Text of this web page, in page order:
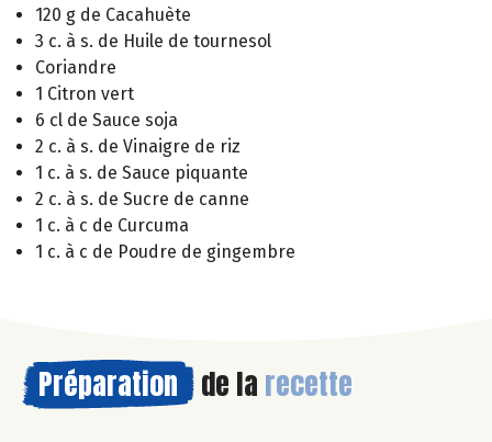
120 g de Cacahuète
3 c. à s. de Huile de tournesol
Coriandre
1 Citron vert
6 cl de Sauce soja
2 c. à s. de Vinaigre de riz
1 c. à s. de Sauce piquante
2 c. à s. de Sucre de canne
1 c. à c de Curcuma
1 c. à c de Poudre de gingembre
Préparation de la recette